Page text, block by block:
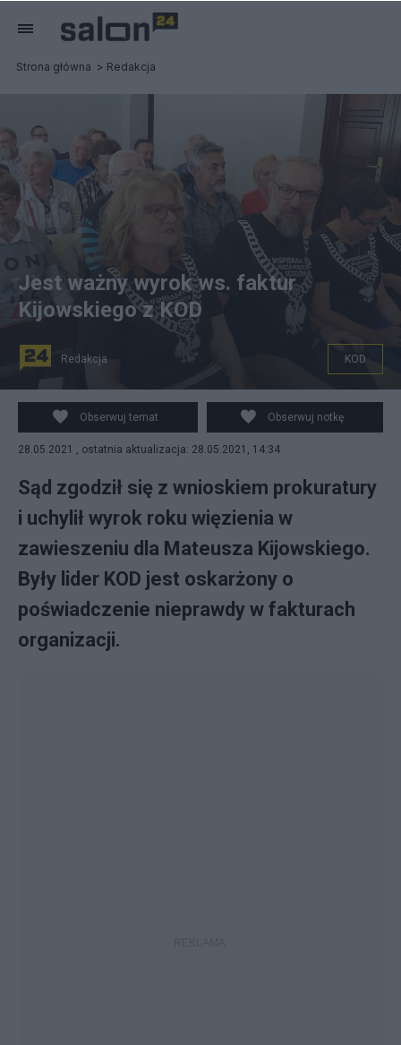
Strona główna Redakcja
Mateusz Kijowski (z prawej)
Jest ważny wyrok ws. faktur
Kijowskiego z KOD
Redakcja KOD
Obserwuj temat Obserwuj notkę
28.05.2021 , ostatnia aktualizacja: 28.05.2021, 14:34
Sąd zgodził się z wnioskiem prokuratury
i uchylił wyrok roku więzienia w
zawieszeniu dla Mateusza Kijowskiego.
Były lider KOD jest oskarżony o
poświadczenie nieprawdy w fakturach
organizacji.